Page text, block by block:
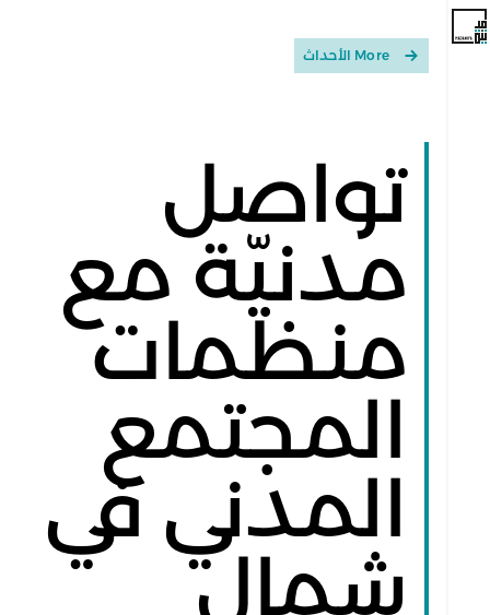
More الأحداث
تواصل
مدنيّة مع
منظمات
المجتمع
المدني في
شمال